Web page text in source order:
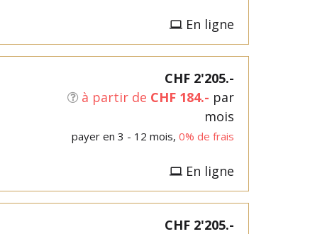
En ligne
CHF 2'205.-
à partir de CHF 184.- par
mois
payer en 3 - 12 mois, 0% de frais
En ligne
CHF 2'205.-